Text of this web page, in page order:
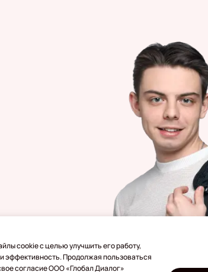
cookie с целью улучшить его работу,
эффективность. Продолжая пользоваться
согласие ООО «Глобал Диалог»